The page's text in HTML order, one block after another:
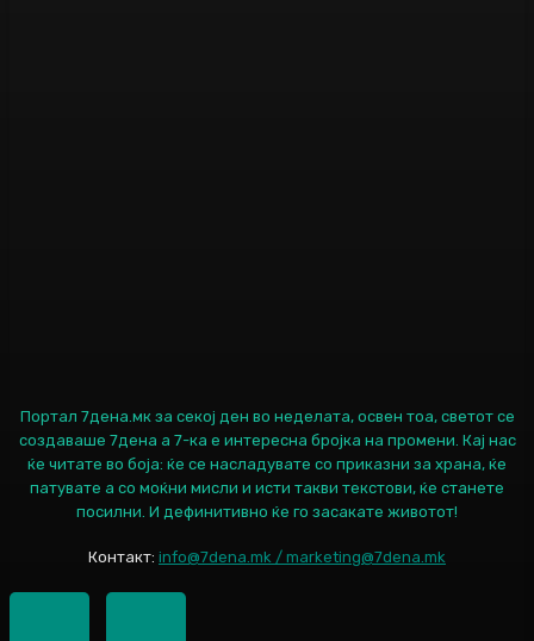
Портал 7дена.мк за секој ден во неделата, освен тоа, светот се
создаваше 7дена а 7-ка е интересна бројка на промени. Кај нас
ќе читате во боја: ќе се насладувате со приказни за храна, ќе
патувате а со моќни мисли и исти такви текстови, ќе станете
посилни. И дефинитивно ќе го засакате животот!
Контакт: info@7dena.mk / marketing@7dena.mk